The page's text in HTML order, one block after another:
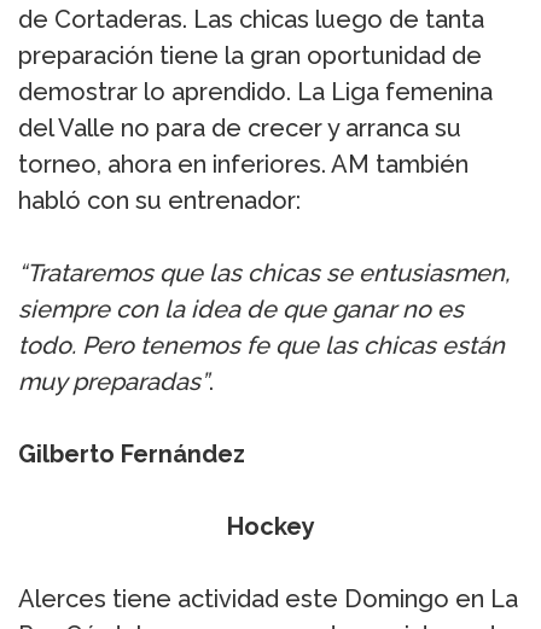
de Cortaderas. Las chicas luego de tanta
preparación tiene la gran oportunidad de
demostrar lo aprendido. La Liga femenina
del Valle no para de crecer y arranca su
torneo, ahora en inferiores. AM también
habló con su entrenador:
“Trataremos que las chicas se entusiasmen,
siempre con la idea de que ganar no es
todo. Pero tenemos fe que las chicas están
muy preparadas”.
Gilberto Fernández
Hockey
Alerces tiene actividad este Domingo en La